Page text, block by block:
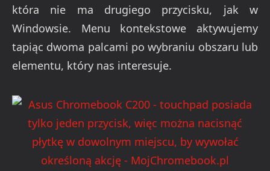
która nie ma drugiego przycisku, jak w
Windowsie. Menu kontekstowe aktywujemy
tapiąc dwoma palcami po wybraniu obszaru lub
elementu, który nas interesuje.